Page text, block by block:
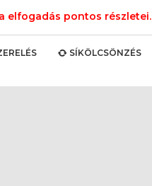
elfogadás pontos részletei.
SÍKÖLCSÖNZÉS